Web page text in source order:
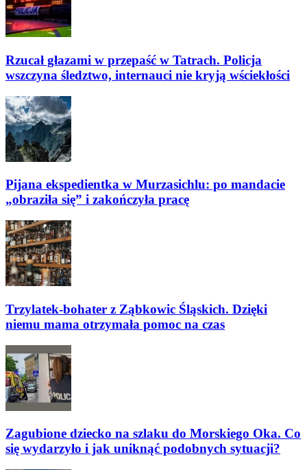
Rzucał głazami w przepaść w Tatrach. Policja
wszczyna śledztwo, internauci nie kryją wściekłości
Pijana ekspedientka w Murzasichlu: po mandacie
„obraziła się” i zakończyła pracę
Trzylatek-bohater z Ząbkowic Śląskich. Dzięki
niemu mama otrzymała pomoc na czas
Zagubione dziecko na szlaku do Morskiego Oka. Co
się wydarzyło i jak uniknąć podobnych sytuacji?